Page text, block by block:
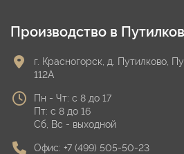
Производство в
г. Красногорск, д. Путилково,
112А
Пн - Чт: с 8 до 17
Пт: с 8 до 16
Сб, Вс - выходной
Офис: +7 (499) 505-50-23